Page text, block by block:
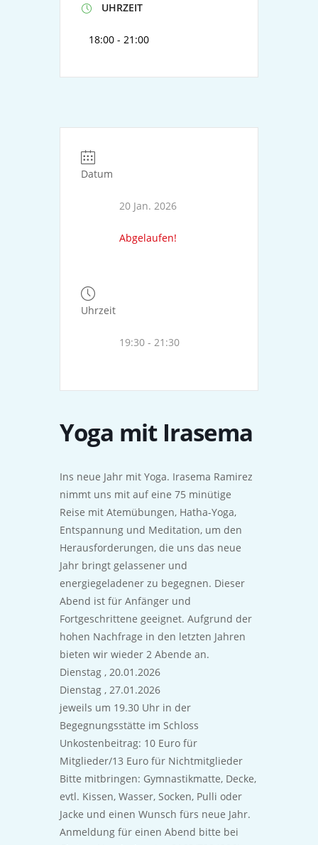
UHRZEIT
18:00 - 21:00
Datum
20 Jan. 2026
Abgelaufen!
Uhrzeit
19:30 - 21:30
Yoga mit Irasema
Ins neue Jahr mit Yoga. Irasema Ramirez
nimmt uns mit auf eine 75 minütige
Reise mit Atemübungen, Hatha-Yoga,
Entspannung und Meditation, um den
Herausforderungen, die uns das neue
Jahr bringt gelassener und
energiegeladener zu begegnen. Dieser
Abend ist für Anfänger und
Fortgeschrittene geeignet. Aufgrund der
hohen Nachfrage in den letzten Jahren
bieten wir wieder 2 Abende an.
Dienstag , 20.01.2026
Dienstag , 27.01.2026
jeweils um 19.30 Uhr in der
Begegnungsstätte im Schloss
Unkostenbeitrag: 10 Euro für
Mitglieder/13 Euro für Nichtmitglieder
Bitte mitbringen: Gymnastikmatte, Decke,
evtl. Kissen, Wasser, Socken, Pulli oder
Jacke und einen Wunsch fürs neue Jahr.
Anmeldung für einen Abend bitte bei